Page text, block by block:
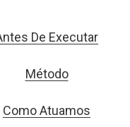
De Executar
Método
Como Atuamos